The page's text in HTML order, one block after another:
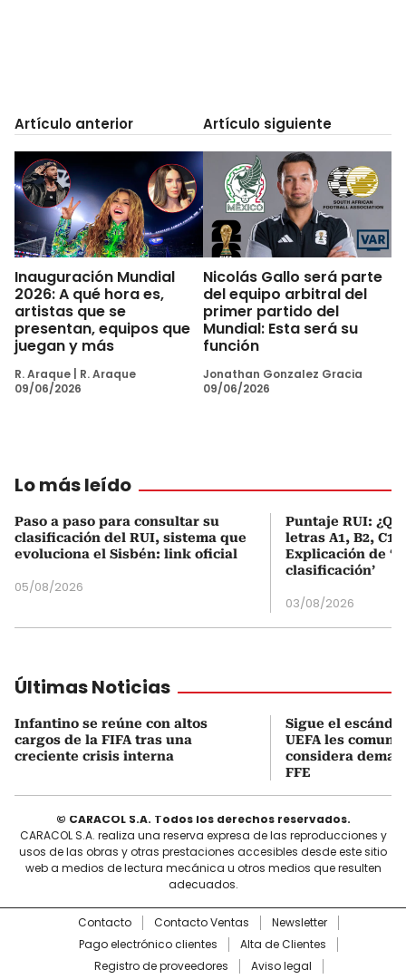
Artículo anterior
Inauguración Mundial
2026: A qué hora es,
artistas que se
presentan, equipos que
juegan y más
R. Araque
R. Araque
09/06/2026
Artículo siguiente
Nicolás Gallo será parte
del equipo arbitral del
primer partido del
Mundial: Esta será su
función
Jonathan Gonzalez Gracia
09/06/2026
Lo más leído
Paso a paso para consultar su
clasificación del RUI, sistema que
evoluciona el Sisbén: link oficial
05/08/2026
Puntaje RUI:
letras A1, B2, C1
Explicación de
clasificación’
03/08/2026
Últimas Noticias
Infantino se reúne con altos
cargos de la FIFA tras una
creciente crisis interna
Sigue el
UEFA les
considera
FFE
© CARACOL S.A. Todos los derechos reservados.
CARACOL S.A. realiza una reserva expresa de las reproducciones y
usos de las obras y otras prestaciones accesibles desde este sitio
web a medios de lectura mecánica u otros medios que resulten
adecuados.
Contacto Contacto Ventas
Newsletter
Pago electrónico clientes
Alta de Clientes
Registro de proveedores
Aviso legal